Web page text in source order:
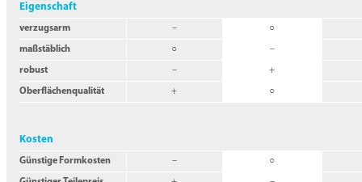
Eigenschaft
verzugsarm – ○
maßstäblich ○ –
robust – +
Oberflächenqualität + ○
Kosten
Günstige Formkosten – ○